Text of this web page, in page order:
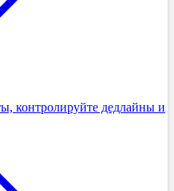
контролируйте дедлайны и